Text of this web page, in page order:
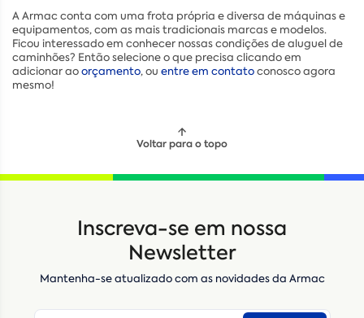
A Armac conta com uma frota própria e diversa de máquinas e
equipamentos, com as mais tradicionais marcas e modelos.
Ficou interessado em conhecer nossas condições de aluguel de
caminhões? Então selecione o que precisa clicando em
adicionar aoorçamento, ou entre em contatoconosco agora
mesmo!
Voltar para o topo
Inscreva-se em nossa
Newsletter
Mantenha-se atualizado com as novidades da Armac
Locação Compra de seminovos
E-mail*